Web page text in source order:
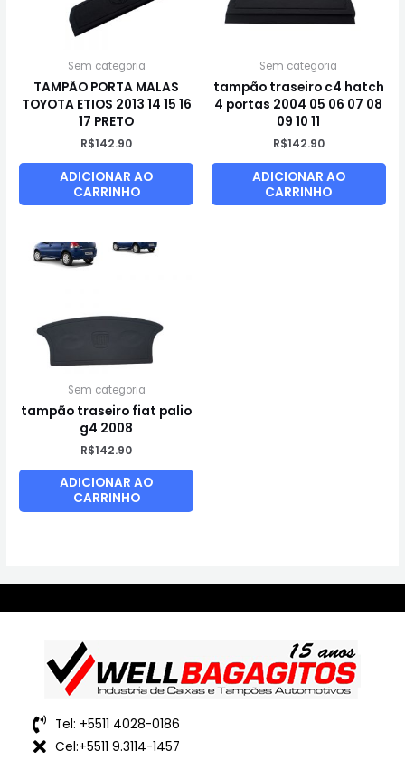
Sem categoria
TAMPÃO PORTA MALAS
TOYOTA ETIOS 2013 14 15 16
17 PRETO
R$142.90
ADICIONAR AO
CARRINHO
Sem categoria
tampão traseiro c4 hatch
4 portas 2004 05 06 07 08
09 10 11
R$142.90
ADICIONAR AO
CARRINHO
Sem categoria
tampão traseiro fiat palio
g4 2008
R$142.90
ADICIONAR AO
CARRINHO
Tel: +5511 4028-0186
Cel:+5511 9.3114-1457